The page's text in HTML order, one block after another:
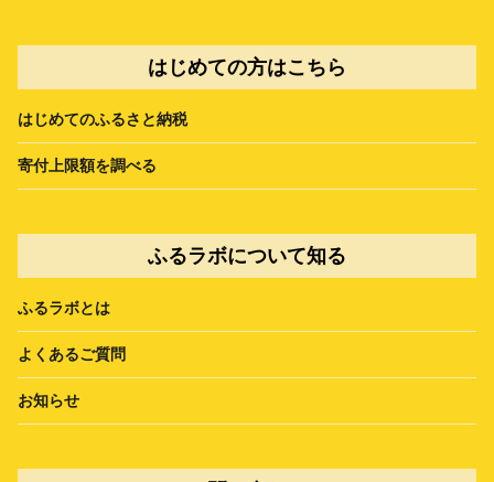
はじめての方はこちら
はじめてのふるさと納税
寄付上限額を調べる
ふるラボについて知る
ふるラボとは
よくあるご質問
お知らせ